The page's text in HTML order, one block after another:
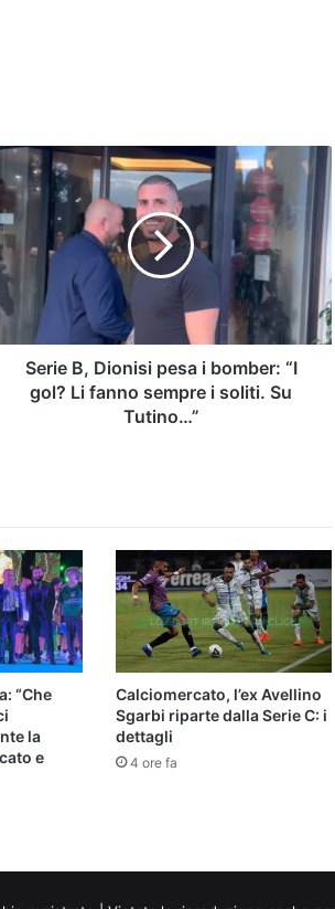
Dionisi
bomber:
fanno
sempre
Serie B, Dionisi pesa i bomber: “I
gol? Li fanno sempre i soliti. Su
Tutino…”
“Che
la
e
Calciomercato, l’ex Avellino
Sgarbi riparte dalla Serie C: i
dettagli
4 ore fa